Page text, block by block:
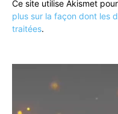
Ce site utilise Akismet
plus sur la façon dont les
traitées.